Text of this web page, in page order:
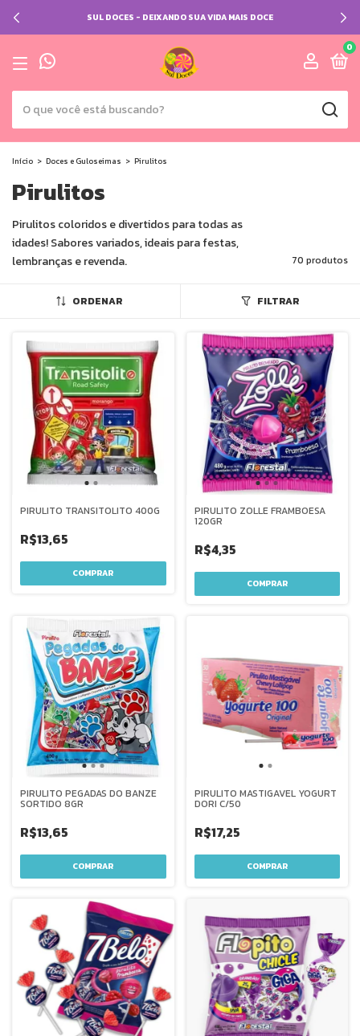
SUL DOCES - DEIXANDO SUA VIDA MAIS DOCE
0
Início > Doces e Guloseimas > Pirulitos
Pirulitos
Pirulitos coloridos e divertidos para todas as
idades! Sabores variados, ideais para festas,
lembranças e revenda.
70 produtos
ORDENAR FILTRAR
PIRULITO TRANSITOLITO 400G
R$13,65
PIRULITO ZOLLE FRAMBOESA
120GR
R$4,35
PIRULITO PEGADAS DO BANZE
SORTIDO 8GR
R$13,65
PIRULITO MASTIGAVEL YOGURT
DORI C/50
R$17,25